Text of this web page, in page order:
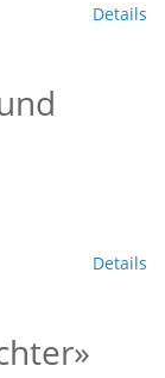
Details
Details